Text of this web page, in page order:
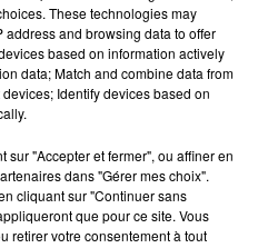
PAR PATRICK
These technologies may
and browsing data to offer
based on information actively
data; Match and combine data from
Identify devices based on
sur "Accepter et fermer", ou affiner en
dans "Gérer mes choix".
cliquant sur "Continuer sans
que pour ce site. Vous
retirer votre consentement à tout